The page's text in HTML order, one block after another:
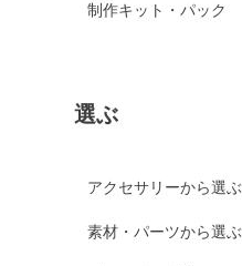
制作キット・パック
選ぶ
アクセサリーから選ぶ
素材・パーツから選ぶ